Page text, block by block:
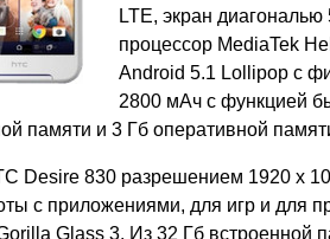
LTE, экран
процессор MediaTek
Android 5.1 Lollipop с
2800 мАч с функцией
памяти и 3 Гб оперативной
Desire 830 разрешением 1920 х
с приложениями, для игр и для
Glass 3. Из 32 Гб встроенной